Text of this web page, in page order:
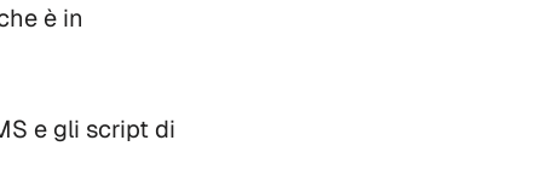
è in
e gli script di